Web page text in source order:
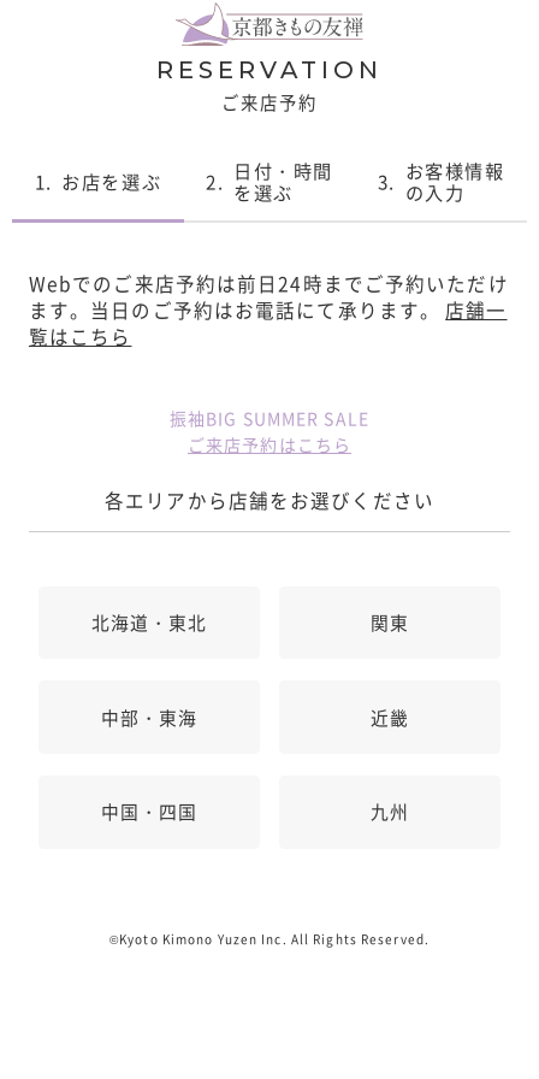
RESERVATION
ご来店予約
1. お店を選ぶ 2. 日付・時間
を選ぶ 3. お客様情報
の入力
Webでのご来店予約は前日24時までご予約いただけ
ます。 当日のご予約はお電話にて承ります。 店舗一
覧はこちら
振袖BIG SUMMER SALE
ご来店予約はこちら
各エリアから店舗をお選びください
北海道・東北 関東
中部・東海 近畿
中国・四国 九州
©Kyoto Kimono Yuzen Inc. All Rights Reserved.